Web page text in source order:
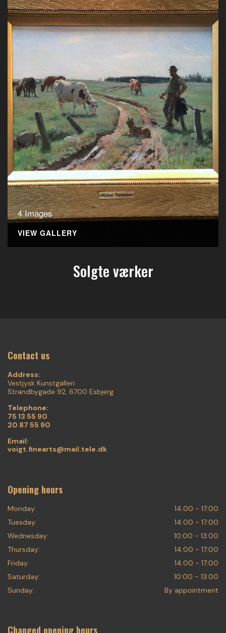
4 Images
VIEW GALLERY
Solgte værker
Contact us
Address:
Vestjysk Kunstgalleri
Strandbygade 92, 6700 Esbjerg
Telephone:
75 13 55 90
20 87 55 90
Email:
voigt.finearts@mail.tele.dk
Opening hours
Monday:
14:00 - 17:00
Tuesday:
14:00 - 17:00
Wednesday:
10:00 - 13:00
Thursday:
14:00 - 17:00
Friday:
14:00 - 17:00
Saturday:
10:00 - 13:00
Sunday:
By appointment
Changed opening hours